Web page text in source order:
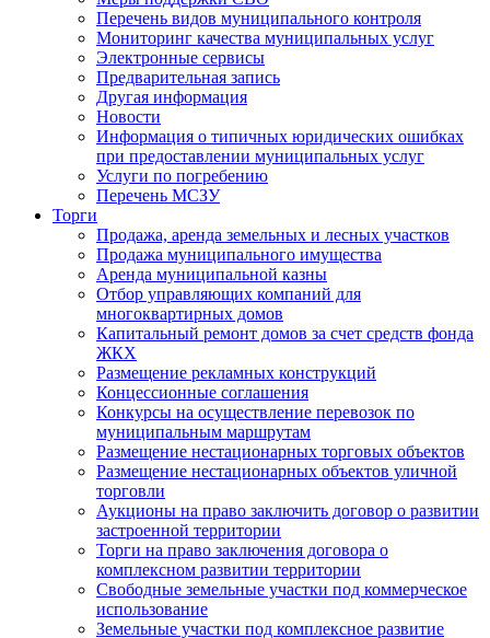
Перечень видов муниципального контроля
Мониторинг качества муниципальных услуг
Электронные сервисы
Предварительная запись
Другая информация
Новости
Информация о типичных юридических ошибках
при предоставлении муниципальных услуг
Услуги по погребению
Перечень МСЗУ
Торги
Продажа, аренда земельных и лесных участков
Продажа муниципального имущества
Аренда муниципальной казны
Отбор управляющих компаний для
многоквартирных домов
Капитальный ремонт домов за счет средств фонда
ЖКХ
Размещение рекламных конструкций
Концессионные соглашения
Конкурсы на осуществление перевозок по
муниципальным маршрутам
Размещение нестационарных торговых объектов
Размещение нестационарных объектов уличной
торговли
Аукционы на право заключить договор о развитии
застроенной территории
Торги на право заключения договора о
комплексном развитии территории
Свободные земельные участки под коммерческое
использование
Земельные участки под комплексное развитие